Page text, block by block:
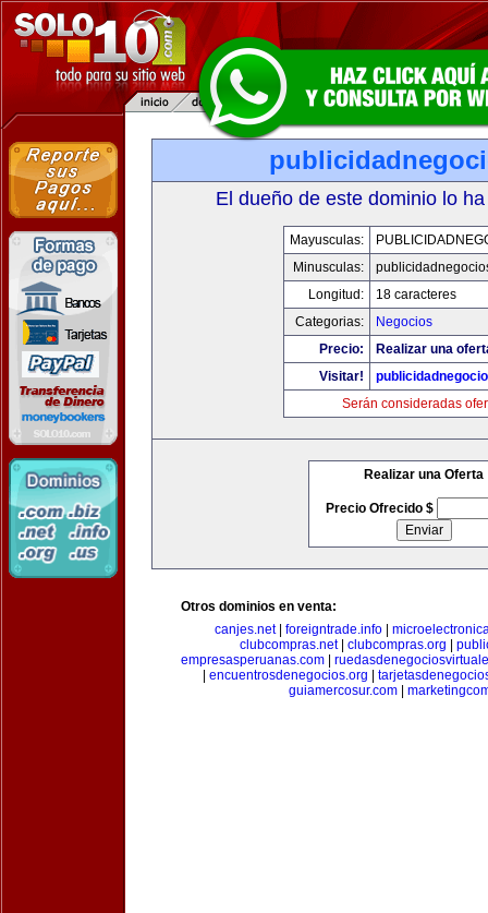
El dueño de este dominio lo
Mayusculas:
Minusculas:
Longitud:
18 caracteres
Categorias:
Negocios
Precio:
Realizar una
Visitar!
Serán consideradas
Realizar una Oferta
Precio Ofrecido $
Otros dominios en venta:
canjes.net| foreigntrade.info
clubcompras.net| clubcompras.org
empresasperuanas.com
encuentrosdenegocios.org
guiamercosur.com